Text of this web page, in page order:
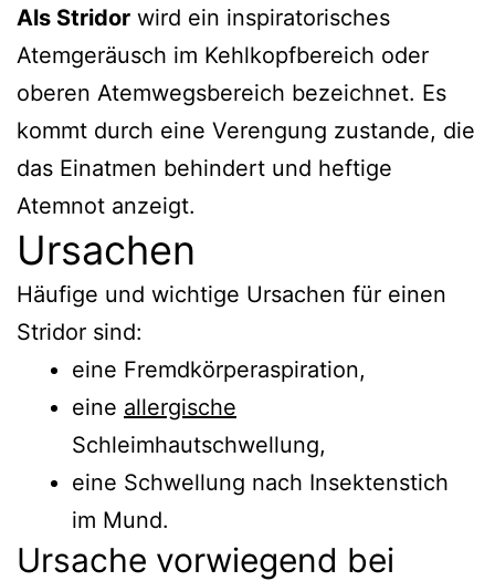
Ursache vorwiegend bei Kindern
Ursache vorwiegend bei Erwachsenen
Klinischer Befund
Diagnostik
Therapie
Maßnahmen je nach Ursache
Verweise
Als Stridor wird ein inspiratorisches
Atemgeräusch im Kehlkopfbereich oder
oberen Atemwegsbereich bezeichnet. Es
kommt durch eine Verengung zustande, die
das Einatmen behindert und heftige
Atemnot anzeigt.
Ursachen
Häufige und wichtige Ursachen für einen
Stridor sind:
eine Fremdkörperaspiration,
eine allergische
Schleimhautschwellung,
eine Schwellung nach Insektenstich
im Mund.
Ursache vorwiegend bei